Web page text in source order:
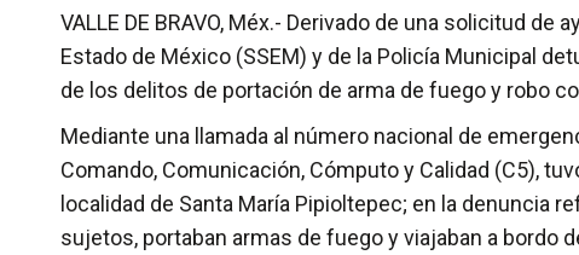
VALLE DE BRAVO, Méx.- Derivado de una solicitud
Estado de México (SSEM) y de la Policía Municipal
de los delitos de portación de arma de fuego y robo
Mediante una llamada al número nacional de
Comando, Comunicación, Cómputo y Calidad (C5),
localidad de Santa María Pipioltepec; en la denuncia
sujetos, portaban armas de fuego y viajaban a bordo